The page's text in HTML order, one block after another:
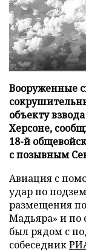
Вооруженные
объекту
Херсоне,
18-й
с позывным
Авиация с
удар по
размещения
Мадьяра» и по
был рядом с
собеседник